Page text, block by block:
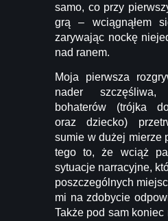
samo, co przy
grą – wciągnąłem
zarywając nockę
nad ranem.
Moja pierwsza
nader szczęśliwa,
bohaterów (trójka
oraz dziecko)
sumie w dużej mierze
tego to, że wciąż
sytuacje narracyjne,
poszczególnych
mi na zdobycie
Także pod sam koniec